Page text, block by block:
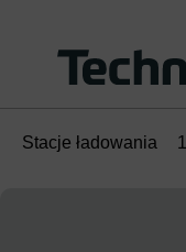
Przejdź do
Stacje ładowania